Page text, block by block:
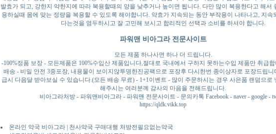
발효가 되고, 강한지 약한지에 따라 복용할때의 양을 낮추거나 높이면 됩니다. 다만 많이 복용한다고 해서
용하실때 몸에 맞는 정량을 복용할 수 있도록 해야합니다. 약효가 지속되는 동안 부작용이 나타나고, 지속
다는것을 염두하시고 잘 고민해 보시고 합리적인 선택과 소비를 하셔야 합니다.
파워맨 비아그라 전문사이트
모든 제품 하나사면 하나 더 드립니다.
-100%정품 보장 - 모든제품은 100%수입산 제품입니다,절대로 국내에서 구하지 못하는수입 제품만 취급
배송 - 비밀 안전 3중포장, 내용물이 보이지않투명한진공팩으로 포장후 다시한번 종이상자로 포장드립니
급시 다음달 받아보실 수 있습니다.(모든 배송 무료) - 1+1이벤트 - 많이 주문하시는 경우 사은품 랜덤으로
해주시는 여러분께 감사의 마음을 전해드립니다.
비아그라처방 - 파워맨비아그라 - 파워맨 전문사이트 - 문의카톡 Facebook - naver - google -
https://qldk.vikk.top
온라인 약국 비아그라 | 천사약국 구매대행 처방전필요없는약국